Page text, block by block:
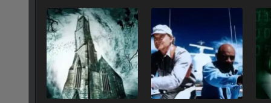
e
b
o
o
k
er e
st
bl
di
t
s
A
p
p
g
er